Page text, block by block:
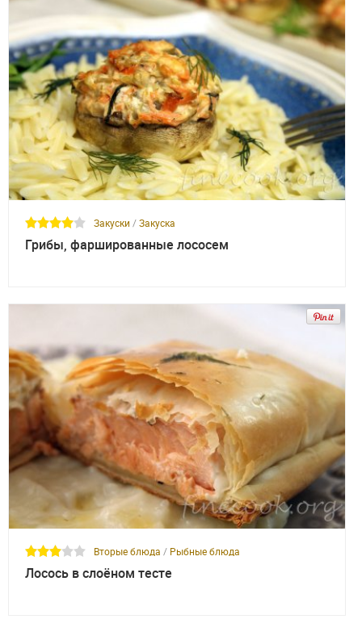
Закуски /Закуска
Грибы, фаршированные лососем
Вторые блюда / Рыбные блюда
Лосось в слоёном тесте